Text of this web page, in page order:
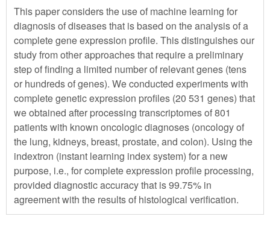
This paper considers the use of machine learning for
diagnosis of diseases that is based on the analysis of a
complete gene expression profile. This distinguishes our
study from other approaches that require a preliminary
step of finding a limited number of relevant genes (tens
or hundreds of genes). We conducted experiments with
complete genetic expression profiles (20 531 genes) that
we obtained after processing transcriptomes of 801
patients with known oncologic diagnoses (oncology of
the lung, kidneys, breast, prostate, and colon). Using the
indextron (instant learning index system) for a new
purpose, i.e., for complete expression profile processing,
provided diagnostic accuracy that is 99.75% in
agreement with the results of histological verification.